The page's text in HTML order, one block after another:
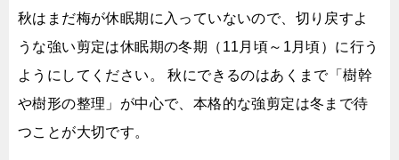
秋はまだ梅が休眠期に入っていないので、切り戻すよ
うな強い剪定は休眠期の冬期（11月頃～1月頃）に行う
ようにしてください。 秋にできるのはあくまで「樹幹
や樹形の整理」が中心で、本格的な強剪定は冬まで待
つことが大切です。